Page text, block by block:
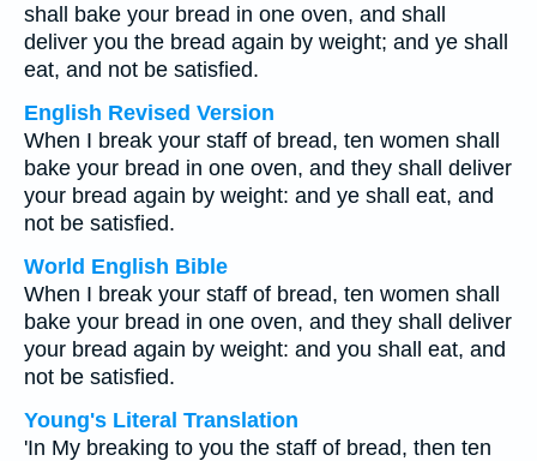
shall bake your bread in one oven, and shall
deliver you the bread again by weight; and ye shall
eat, and not be satisfied.
English Revised Version
When I break your staff of bread, ten women shall
bake your bread in one oven, and they shall deliver
your bread again by weight: and ye shall eat, and
not be satisfied.
World English Bible
When I break your staff of bread, ten women shall
bake your bread in one oven, and they shall deliver
your bread again by weight: and you shall eat, and
not be satisfied.
Young's Literal Translation
'In My breaking to you the staff of bread, then ten